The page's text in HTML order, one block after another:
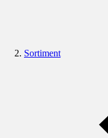
Sortiment